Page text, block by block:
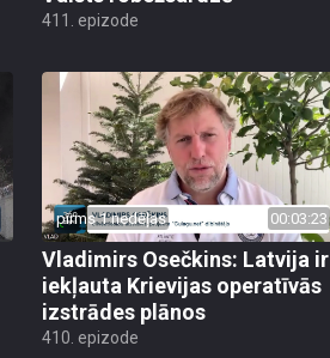
411. epizode
pirms 1 nedēļas 00:03:23
Vladimirs Osečkins: Latvija ir
iekļauta Krievijas operatīvās
izstrādes plānos
410. epizode